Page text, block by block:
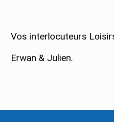
Vos interlocuteurs
Erwan & Julien.